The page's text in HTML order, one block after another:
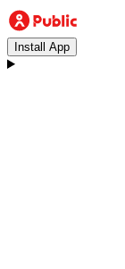
Install App